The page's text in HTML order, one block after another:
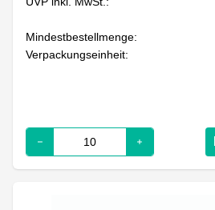
Mindestbestellmenge:
Verpackungseinheit: